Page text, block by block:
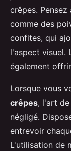
crêpes.
comme des
confites, qui
l'aspect visuel.
également
Lorsque vous
crêpes, l'art
négligé.
entrevoir
L'utilisation de